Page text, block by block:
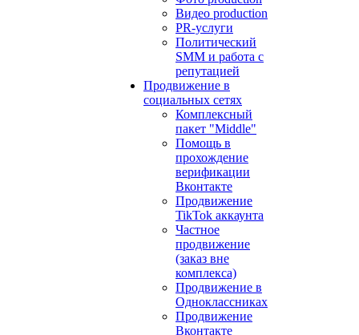
Видео production
PR-услуги
Политический
SMM и работа с
репутацией
Продвижение в
социальных сетях
Комплексный
пакет "Middle"
Помощь в
прохождение
верификации
Вконтакте
Продвижение
TikTok аккаунта
Частное
продвижение
(заказ вне
комплекса)
Продвижение в
Одноклассниках
Продвижение
Вконтакте